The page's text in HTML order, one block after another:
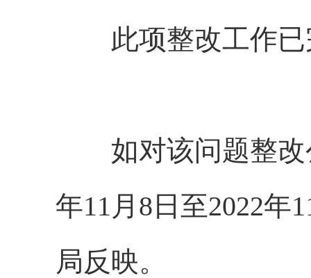
此项整改工作
如对该问题整
年11月8日至2022年
局反映。